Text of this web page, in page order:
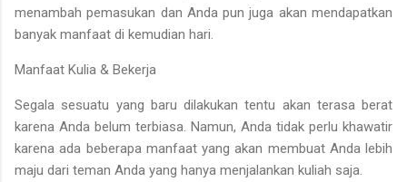
menambah pemasukan dan Anda pun juga akan mendapatkan
banyak manfaat di kemudian hari.
Manfaat Kulia & Bekerja
Segala sesuatu yang baru dilakukan tentu akan terasa berat
karena Anda belum terbiasa. Namun, Anda tidak perlu khawatir
karena ada beberapa manfaat yang akan membuat Anda lebih
maju dari teman Anda yang hanya menjalankan kuliah saja.